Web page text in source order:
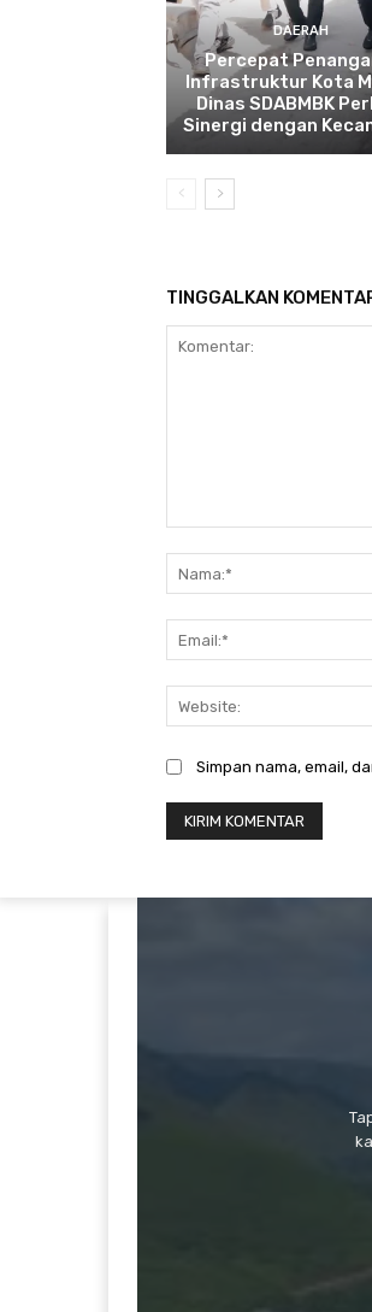
DAERAH
Percepat
Infrastruktur Kota
Dinas SDABMBK
Sinergi dengan
TINGGALKAN
Simpan nama, email,